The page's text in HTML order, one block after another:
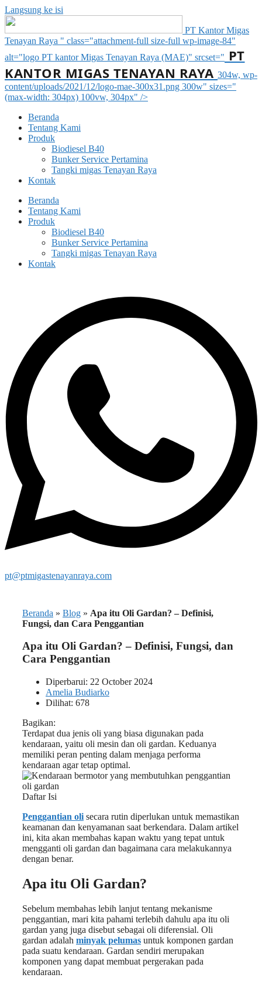
Langsung ke isi
PT Kantor Migas
Tenayan Raya " class="attachment-full size-full wp-image-84"
alt="logo PT kantor Migas Tenayan Raya (MAE)" srcset=" PT
KANTOR MIGAS TENAYAN RAYA 304w, wp-
content/uploads/2021/12/logo-mae-300x31.png 300w" sizes="
(max-width: 304px) 100vw, 304px" />
Beranda
Tentang Kami
Produk
Biodiesel B40
Bunker Service Pertamina
Tangki migas Tenayan Raya
Kontak
Beranda
Tentang Kami
Produk
Biodiesel B40
Bunker Service Pertamina
Tangki migas Tenayan Raya
Kontak
pt@ptmigastenayanraya.com
Beranda » Blog » Apa itu Oli Gardan? – Definisi,
Fungsi, dan Cara Penggantian
Apa itu Oli Gardan? – Definisi, Fungsi, dan
Cara Penggantian
Diperbarui: 22 October 2024
Amelia Budiarko
Dilihat: 678
Bagikan:
Terdapat dua jenis oli yang biasa digunakan pada
kendaraan, yaitu oli mesin dan oli gardan. Keduanya
memiliki peran penting dalam menjaga performa
kendaraan agar tetap optimal.
Daftar Isi
Penggantian oli secara rutin diperlukan untuk memastikan
keamanan dan kenyamanan saat berkendara. Dalam artikel
ini, kita akan membahas kapan waktu yang tepat untuk
mengganti oli gardan dan bagaimana cara melakukannya
dengan benar.
Apa itu Oli Gardan?
Sebelum membahas lebih lanjut tentang mekanisme
penggantian, mari kita pahami terlebih dahulu apa itu oli
gardan yang juga disebut sebagai oli diferensial. Oli
gardan adalah minyak pelumas untuk komponen gardan
pada suatu kendaraan. Gardan sendiri merupakan
komponen yang dapat membuat pergerakan pada
kendaraan.